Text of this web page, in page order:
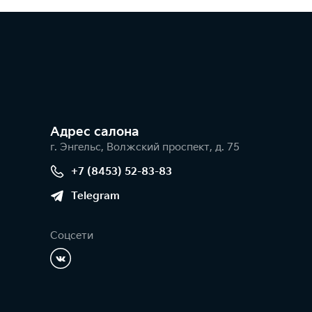
Адрес салонa
г. Энгельс, Волжский проспект, д. 75
+7 (8453) 52-83-83
Telegram
Соцсети